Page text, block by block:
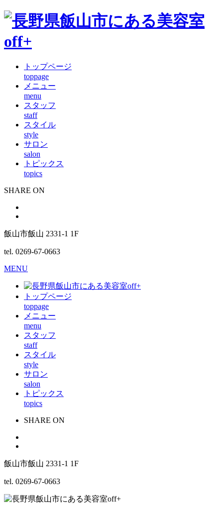
トップページ
toppage
メニュー
menu
スタッフ
staff
スタイル
style
サロン
salon
トピックス
topics
SHARE ON
飯山市飯山 2331-1 1F
tel. 0269-67-0663
MENU
トップページ
toppage
メニュー
menu
スタッフ
staff
スタイル
style
サロン
salon
トピックス
topics
SHARE ON
飯山市飯山 2331-1 1F
tel. 0269-67-0663